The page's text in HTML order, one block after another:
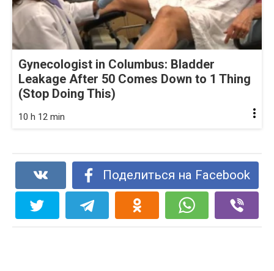
Gynecologist in Columbus: Bladder
Leakage After 50 Comes Down to 1 Thing
(Stop Doing This)
10 h 12 min
Поделиться на Facebook